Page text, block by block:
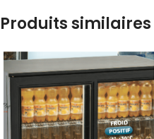
Produits similaires